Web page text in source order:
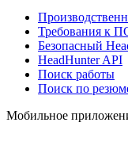
Требования к
Безопасный
HeadHunter API
Поиск работы
Поиск по
Мобильное